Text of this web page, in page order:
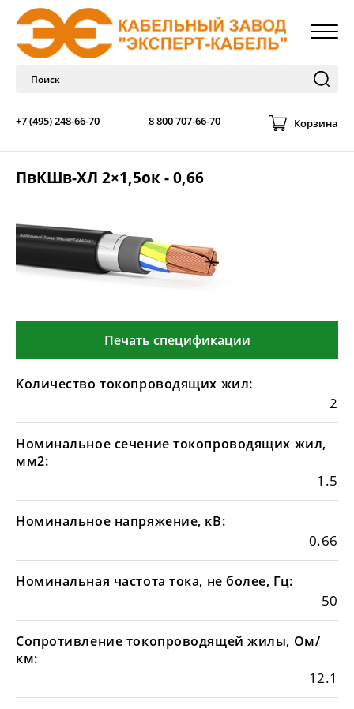
+7 (495) 248-66-70 8 800 707-66-70 Корзина
ПвКШв-ХЛ 2×1,5ок - 0,66
Печать спецификации
Количество токопроводящих жил:
2
Номинальное сечение токопроводящих жил,
мм2:
1.5
Номинальное напряжение, кВ:
0.66
Номинальная частота тока, не более, Гц:
50
Сопротивление токопроводящей жилы, Ом/
км:
12.1